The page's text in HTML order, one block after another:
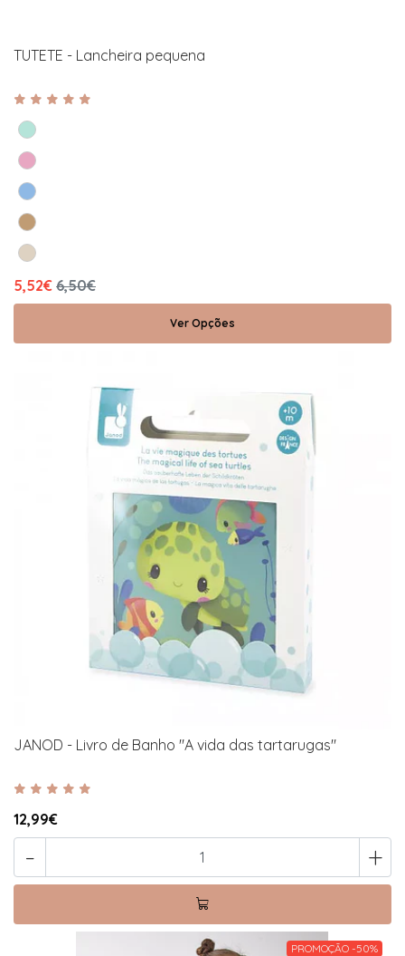
TUTETE - Lancheira pequena
5,52€ 6,50€
Ver Opções
JANOD - Livro de Banho "A vida das tartarugas"
12,99€
- +
PROMOÇÃO -50%